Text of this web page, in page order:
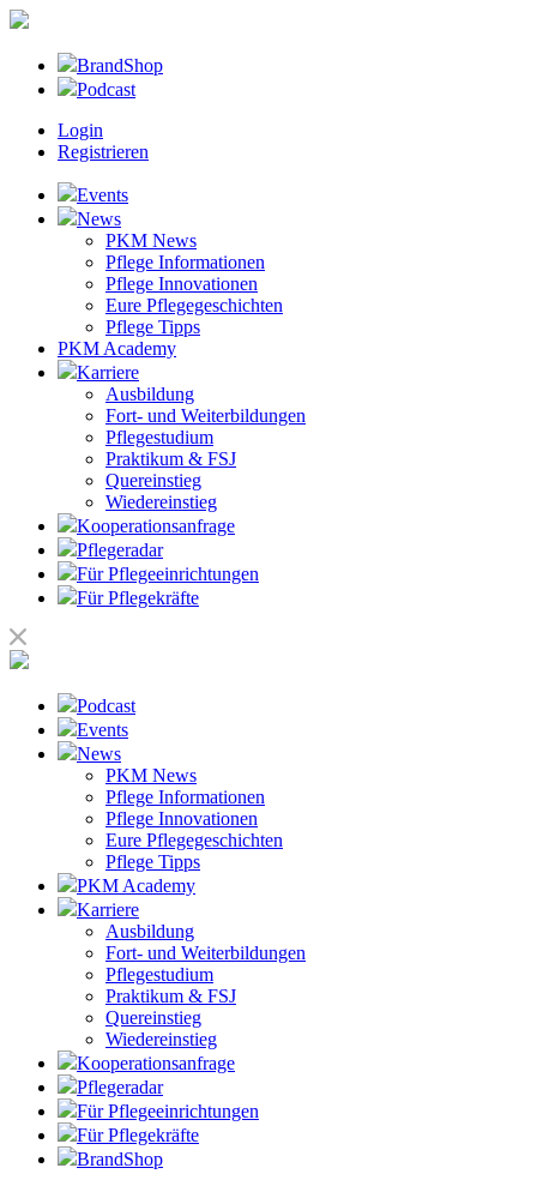
BrandShop
Podcast
Login
Registrieren
Events
News
PKM News
Pflege Informationen
Pflege Innovationen
Eure Pflegegeschichten
Pflege Tipps
PKM Academy
Karriere
Ausbildung
Fort- und Weiterbildungen
Pflegestudium
Praktikum & FSJ
Quereinstieg
Wiedereinstieg
Kooperationsanfrage
Pflegeradar
Für Pflegeeinrichtungen
Für Pflegekräfte
Podcast
Events
News
PKM News
Pflege Informationen
Pflege Innovationen
Eure Pflegegeschichten
Pflege Tipps
PKM Academy
Karriere
Ausbildung
Fort- und Weiterbildungen
Pflegestudium
Praktikum & FSJ
Quereinstieg
Wiedereinstieg
Kooperationsanfrage
Pflegeradar
Für Pflegeeinrichtungen
Für Pflegekräfte
BrandShop